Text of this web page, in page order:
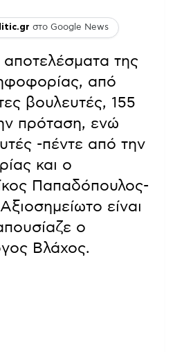
στο Google News
της
από
βουλευτές, 155
πρόταση, ενώ
-πέντε από την
και ο
Παπαδόπουλος-
είναι
ο
Βλάχος.